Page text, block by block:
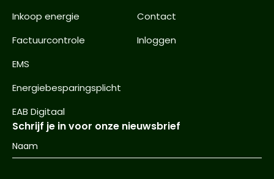
Inkoop energie
Factuurcontrole
EMS
Energiebesparingsplicht
EAB Digitaal
Contact
Inloggen
Schrijf je in voor onze nieuwsbrief